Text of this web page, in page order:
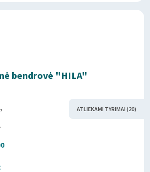
bendrovė "HILA"
ATLIEKAMI TYRIMAI (20)